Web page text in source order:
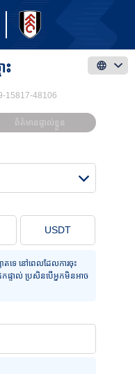
ះ
15817-48106
ព័ត៌មាន​ផ្ទាល់ខ្លួន
USDT
តទេ នៅពេលដែលការចុះ
កផ្ទាល់ ប្រសិនបើអ្នកមិនអាច